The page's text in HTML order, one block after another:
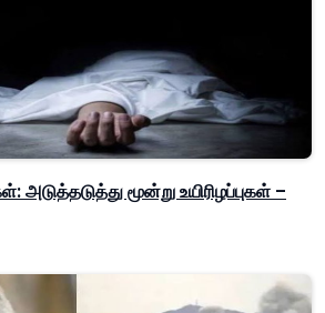
அடுத்தடுத்து மூன்று உயிரிழப்புகள் –